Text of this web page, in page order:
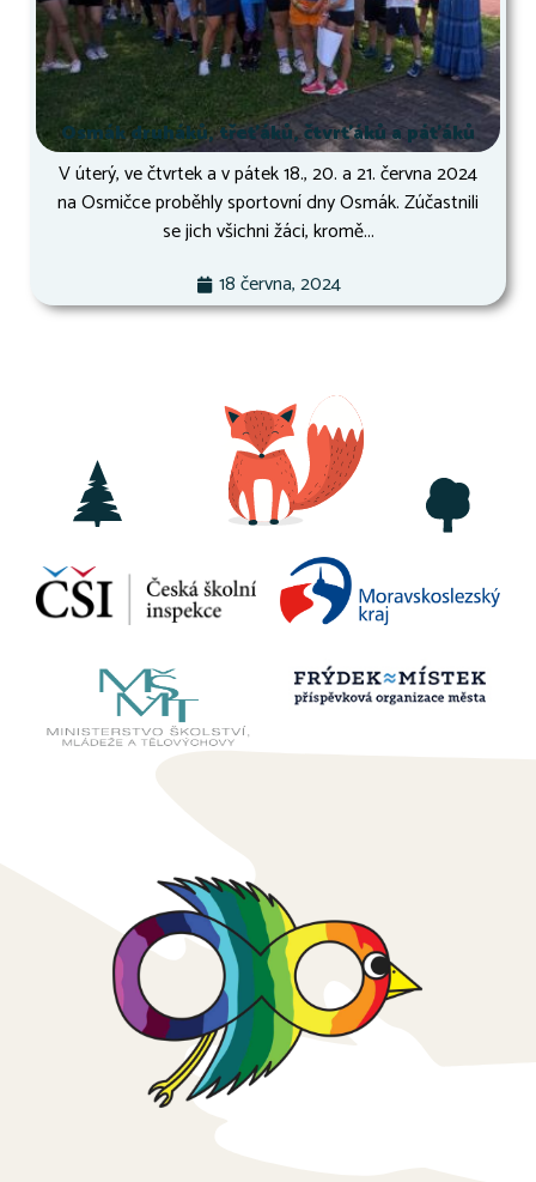
Osmák druháků, třeťáků, čtvrťáků a páťáků
V úterý, ve čtvrtek a v pátek 18., 20. a 21. června 2024
na Osmičce proběhly sportovní dny Osmák. Zúčastnili
se jich všichni žáci, kromě...
18 června, 2024